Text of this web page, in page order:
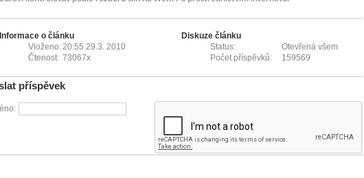
Informace o článku
Vloženo:20:55 29.3. 2010
Čtenost: 73067x
Diskuze článku
Status:
Otevřená všem
Počet příspěvků:
159569
příspěvek